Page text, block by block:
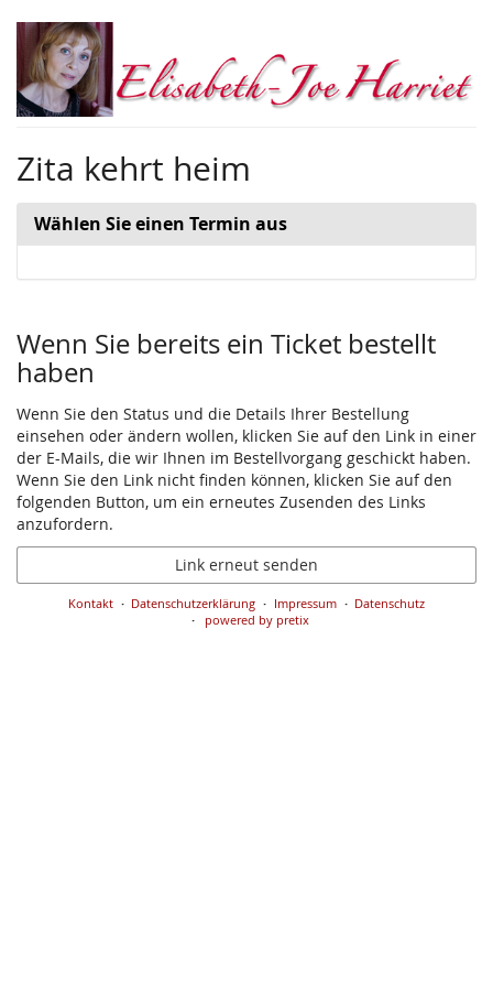
Zum
Haupt-
Inhalt
springen
Zita kehrt heim
Wählen Sie einen Termin aus
Wenn Sie bereits ein Ticket bestellt
haben
Wenn Sie den Status und die Details Ihrer Bestellung
einsehen oder ändern wollen, klicken Sie auf den Link in einer
der E-Mails, die wir Ihnen im Bestellvorgang geschickt haben.
Wenn Sie den Link nicht finden können, klicken Sie auf den
folgenden Button, um ein erneutes Zusenden des Links
anzufordern.
Link erneut senden
Kontakt Datenschutzerklärung Impressum
Datenschutz
powered by pretix